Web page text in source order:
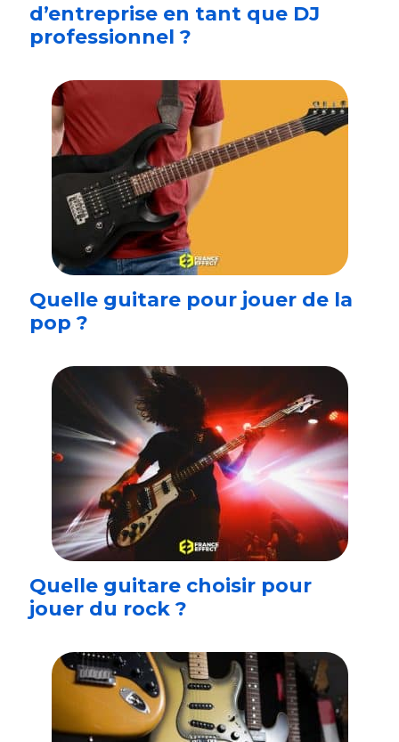
d’entreprise en tant que DJ
professionnel ?
Quelle guitare pour jouer de la
pop ?
Quelle guitare choisir pour
jouer du rock ?